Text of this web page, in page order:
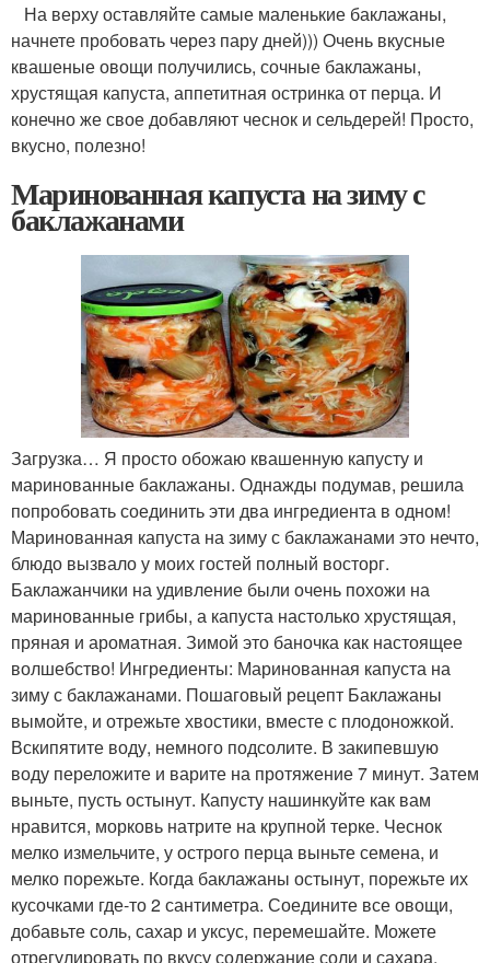
На верху оставляйте самые маленькие баклажаны,
начнете пробовать через пару дней))) Очень вкусные
квашеные овощи получились, сочные баклажаны,
хрустящая капуста, аппетитная остринка от перца. И
конечно же свое добавляют чеснок и сельдерей! Просто,
вкусно, полезно!
Маринованная капуста на зиму с
баклажанами
Загрузка… Я просто обожаю квашенную капусту и
маринованные баклажаны. Однажды подумав, решила
попробовать соединить эти два ингредиента в одном!
Маринованная капуста на зиму с баклажанами это нечто,
блюдо вызвало у моих гостей полный восторг.
Баклажанчики на удивление были очень похожи на
маринованные грибы, а капуста настолько хрустящая,
пряная и ароматная. Зимой это баночка как настоящее
волшебство! Ингредиенты: Маринованная капуста на
зиму с баклажанами. Пошаговый рецепт Баклажаны
вымойте, и отрежьте хвостики, вместе с плодоножкой.
Вскипятите воду, немного подсолите. В закипевшую
воду переложите и варите на протяжение 7 минут. Затем
выньте, пусть остынут. Капусту нашинкуйте как вам
нравится, морковь натрите на крупной терке. Чеснок
мелко измельчите, у острого перца выньте семена, и
мелко порежьте. Когда баклажаны остынут, порежьте их
кусочками где-то 2 сантиметра. Соедините все овощи,
добавьте соль, сахар и уксус, перемешайте. Можете
отрегулировать по вкусу содержание соли и сахара.